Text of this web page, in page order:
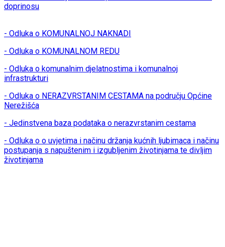
doprinosu
- Odluka o KOMUNALNOJ NAKNADI
- Odluka o KOMUNALNOM REDU
- Odluka o komunalnim djelatnostima i komunalnoj
infrastrukturi
- Odluka o NERAZVRSTANIM CESTAMA na području Općine
Nerežišća
- Jedinstvena baza podataka o nerazvrstanim cestama
- Odluka o o uvjetima i načinu držanja kućnih ljubimaca i načinu
postupanja s napuštenim i izgubljenim životinjama te divljim
životinjama